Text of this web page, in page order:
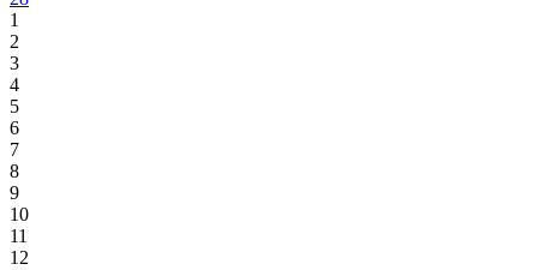
1
2
3
4
5
6
7
8
9
10
11
12